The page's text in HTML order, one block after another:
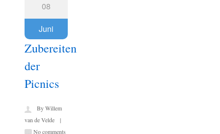
08
Juni
Zubereiten
der
Picnics
By Willem
van de Velde |
No comments